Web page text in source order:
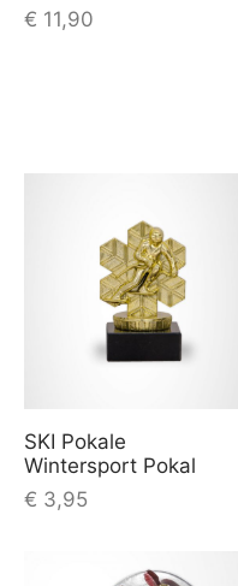
€ 11,90
SKI Pokale
Wintersport Pokal
€ 3,95